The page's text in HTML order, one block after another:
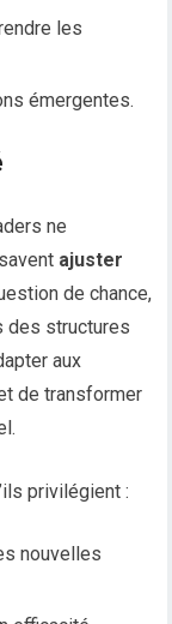
les
émergentes.
ne
ajuster
de chance,
des structures
aux
de transformer
privilégient :
nouvelles